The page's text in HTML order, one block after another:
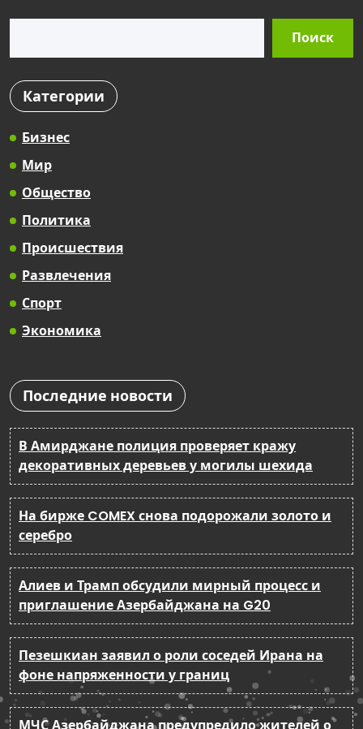
a
Поиск
Категории
Бизнес
Мир
Общество
Политика
Происшествия
Развлечения
Спорт
Экономика
Последние новости
В Амирджане полиция проверяет кражу
декоративных деревьев у могилы шехида
На бирже COMEX снова подорожали золото и
серебро
Алиев и Трамп обсудили мирный процесс и
приглашение Азербайджана на G20
Пезешкиан заявил о роли соседей Ирана на
фоне напряженности у границ
МЧС Азербайджана предупредило жителей о